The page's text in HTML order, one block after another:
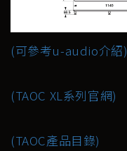
(可參考u-audio介紹)
(TAOC XL系列官網)
(TAOC產品目錄)